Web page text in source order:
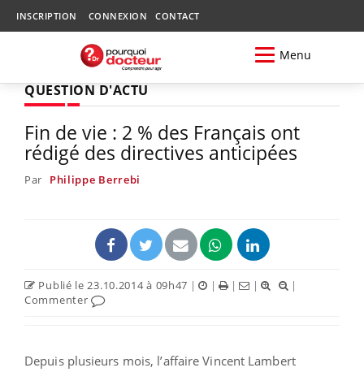
INSCRIPTION CONNEXION CONTACT
Menu
QUESTION D'ACTU
Fin de vie : 2 % des Français ont
rédigé des directives anticipées
Par Philippe Berrebi
Publié le 23.10.2014 à 09h47 | | | |
|
Commenter
Depuis plusieurs mois, l’affaire Vincent Lambert